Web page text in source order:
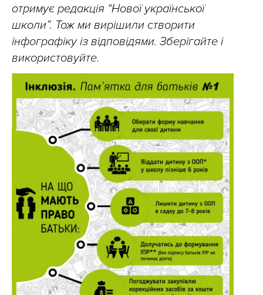
отримує редакція “Нової української
школи”. Тож ми вирішили створити
інфографіку із відповідями. Зберігайте і
використовуйте.